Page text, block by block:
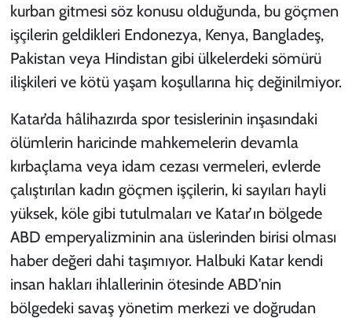
kurban gitmesi söz konusu olduğunda, bu göçmen
işçilerin geldikleri Endonezya, Kenya, Bangladeş,
Pakistan veya Hindistan gibi ülkelerdeki sömürü
ilişkileri ve kötü yaşam koşullarına hiç değinilmiyor.
Katar’da hâlihazırda spor tesislerinin inşasındaki
ölümlerin haricinde mahkemelerin devamla
kırbaçlama veya idam cezası vermeleri, evlerde
çalıştırılan kadın göçmen işçilerin, ki sayıları hayli
yüksek, köle gibi tutulmaları ve Katar’ın bölgede
ABD emperyalizminin ana üslerinden birisi olması
haber değeri dahi taşımıyor. Halbuki Katar kendi
insan hakları ihlallerinin ötesinde ABD’nin
bölgedeki savaş yönetim merkezi ve doğrudan